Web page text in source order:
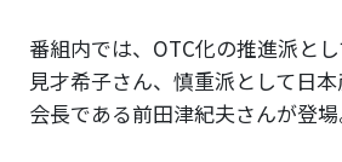
番組内では、OTC化の推進派と
見才希子さん、慎重派として日
会長である前田津紀夫さんが登場